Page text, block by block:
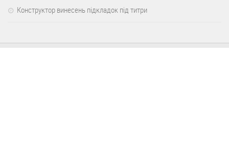
Конструктор винесень підкладок під титри